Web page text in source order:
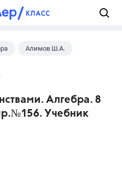
Алимов Ш.А.
Алгебра. 8
Учебник